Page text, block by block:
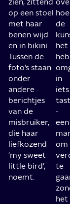
op een stoel
met haar
benen wijd
en in bikini.
Tussen de
foto’s staan
onder
andere
berichtjes
van de
misbruiker,
die haar
liefkozend
‘my sweet
little bird’,
noemt.
hoe
de
het
in
iets
-
een
om
te
het